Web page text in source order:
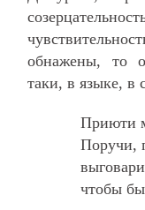
обнажены, то
таки, в языке, в
Приюти
Поручи,
чтобы